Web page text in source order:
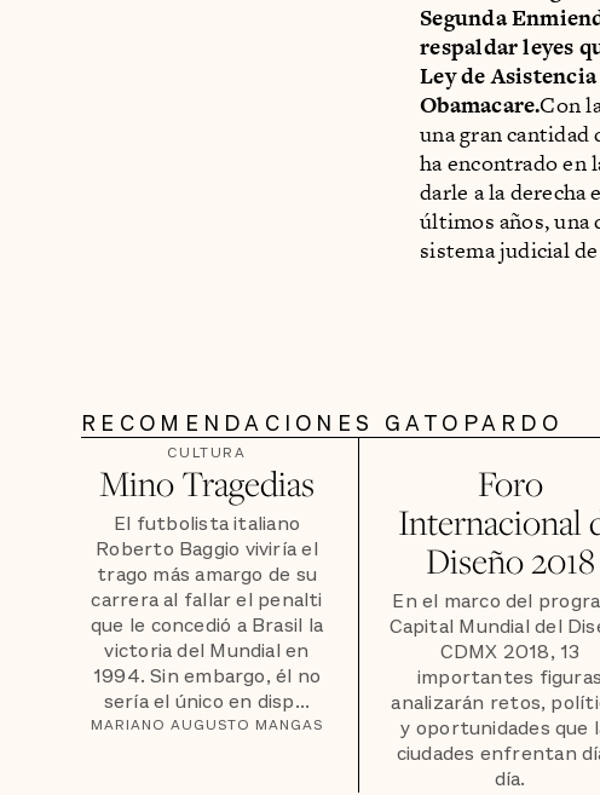
Segunda
respaldar leyes
Ley de
Obamacare.Con
una gran
ha encontrado en
darle a la derecha
últimos años, una
sistema judicial
RECOMENDACIONES GATOPARDO
CULTURA
Mino Tragedias
El futbolista italiano
Roberto Baggio viviría el
trago más amargo de su
carrera al fallar el penalti
que le concedió a Brasil la
victoria del Mundial en
1994. Sin embargo, él no
sería el único en disp...
MARIANO AUGUSTO MANGAS
Foro
Internacional
Diseño 2018
En el marco del
Capital Mundial del
CDMX 2018, 13
importantes figuras
analizarán retos,
y oportunidades que
ciudades enfrentan
día.